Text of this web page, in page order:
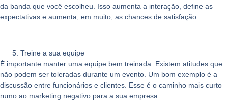
da banda que você escolheu. Isso aumenta a interação, define as
expectativas e aumenta, em muito, as chances de satisfação.
Treine a sua equipe
É importante manter uma equipe bem treinada. Existem atitudes que
não podem ser toleradas durante um evento. Um bom exemplo é a
discussão entre funcionários e clientes. Esse é o caminho mais curto
rumo ao marketing negativo para a sua empresa.